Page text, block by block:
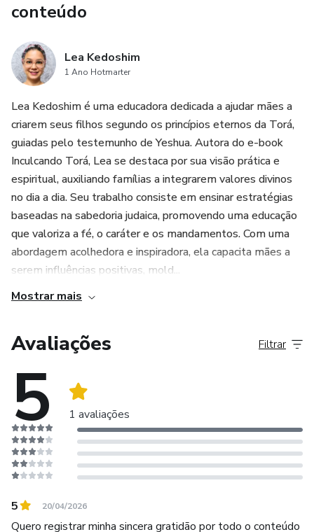
conteúdo
Lea Kedoshim
1 Ano Hotmarter
Lea Kedoshim é uma educadora dedicada a ajudar mães a
criarem seus filhos segundo os princípios eternos da Torá,
guiadas pelo testemunho de Yeshua. Autora do e-book
Inculcando Torá, Lea se destaca por sua visão prática e
espiritual, auxiliando famílias a integrarem valores divinos
no dia a dia. Seu trabalho consiste em ensinar estratégias
baseadas na sabedoria judaica, promovendo uma educação
que valoriza a fé, o caráter e os mandamentos. Com uma
abordagem acolhedora e inspiradora, ela capacita mães a
serem influências positivas, mold...
Mostrar mais
Avaliações
5 1 avaliações
Filtrar
5 20/04/2026
Quero registrar minha sincera gratidão por todo o conteúdo